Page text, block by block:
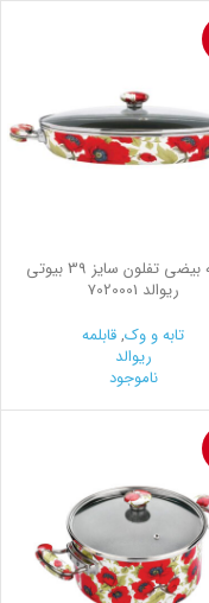
قابلمه بیضی تفلون سایز 39 بیوتی
ریوالد 7020001
تابه و وک,قابلمه
ریوالد
ناموجود